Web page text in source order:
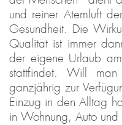
und reiner Atemluft
Gesundheit. Die
Qualität ist immer
der eigene Urlaub
stattfindet. Will man
ganzjährig zur
Einzug in den Alltag
in Wohnung, Auto und